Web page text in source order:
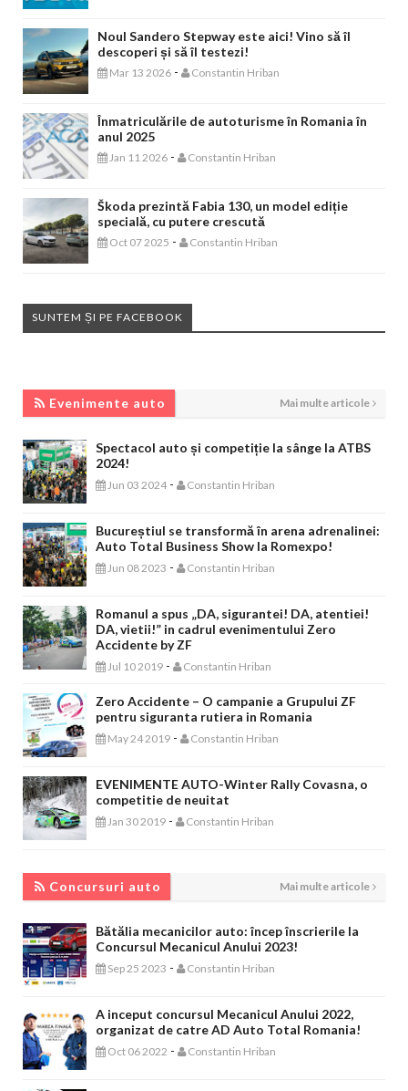
Noul Sandero Stepway este aici! Vino să îl
descoperi și să îl testezi!
Mar 13 2026 - Constantin Hriban
Înmatriculările de autoturisme în Romania în
anul 2025
Jan 11 2026 - Constantin Hriban
Škoda prezintă Fabia 130, un model ediție
specială, cu putere crescută
Oct 07 2025 - Constantin Hriban
SUNTEM ȘI PE FACEBOOK
Evenimente auto Mai multe articole
Spectacol auto și competiție la sânge la ATBS
2024!
Jun 03 2024 - Constantin Hriban
Bucureștiul se transformă în arena adrenalinei:
Auto Total Business Show la Romexpo!
Jun 08 2023 - Constantin Hriban
Romanul a spus „DA, sigurantei! DA, atentiei!
DA, vietii!” in cadrul evenimentului Zero
Accidente by ZF
Jul 10 2019 - Constantin Hriban
Zero Accidente – O campanie a Grupului ZF
pentru siguranta rutiera in Romania
May 24 2019 - Constantin Hriban
EVENIMENTE AUTO-Winter Rally Covasna, o
competitie de neuitat
Jan 30 2019 - Constantin Hriban
Concursuri auto Mai multe articole
Bătălia mecanicilor auto: încep înscrierile la
Concursul Mecanicul Anului 2023!
Sep 25 2023 - Constantin Hriban
A inceput concursul Mecanicul Anului 2022,
organizat de catre AD Auto Total Romania!
Oct 06 2022 - Constantin Hriban